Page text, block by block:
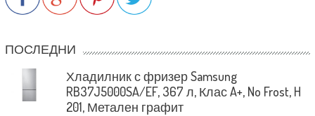
ПОСЛЕДНИ
Хладилник с фризер Samsung
RB37J5000SA/EF, 367 л, Клас A+, No Frost, H
201, Метален графит